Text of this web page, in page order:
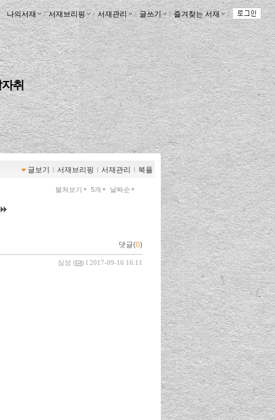
나의서재 ｌ서재브리핑 ｌ 서재관리 ｌ 글쓰기 ｌ즐겨찾는 서재 ｌ
취
글보기 ｌ 서재브리핑 ｌ 서재관리 ｌ 북플
펼쳐보기 5개 날짜순
댓글(0)
심성 ( ) l 2017-09-16 16:11